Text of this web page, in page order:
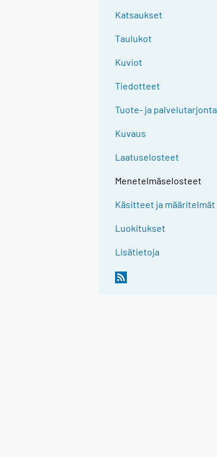
Katsaukset
Taulukot
Kuviot
Tiedotteet
Tuote- ja palvelutarjonta
Kuvaus
Laatuselosteet
Menetelmäselosteet
Käsitteet ja määritelmät
Luokitukset
Lisätietoja